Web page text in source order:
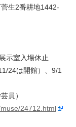
生2番耕地1442-
示室入場休止
24は開館）、9/1
員）
24712.html